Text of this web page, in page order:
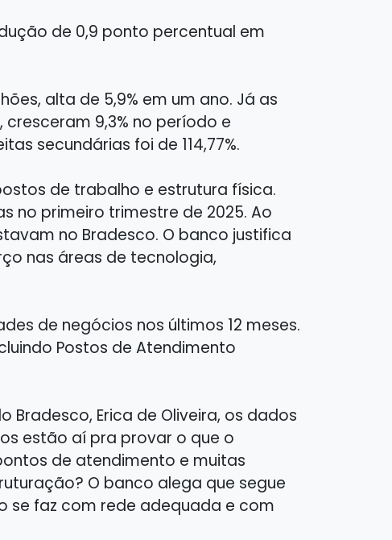
de 0,9 ponto percentual em
alta de 5,9% em um ano. Já as
cresceram 9,3% no período e
secundárias foi de 114,77%.
de trabalho e estrutura física.
no primeiro trimestre de 2025. Ao
no Bradesco. O banco justifica
nas áreas de tecnologia,
de negócios nos últimos 12 meses.
Postos de Atendimento
Erica de Oliveira, os dados
estão aí pra provar o que o
de atendimento e muitas
O banco alega que segue
se faz com rede adequada e com